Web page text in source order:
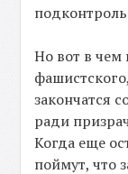
Но вот в чем
закончатся
ради
Когда еще
поймут, что